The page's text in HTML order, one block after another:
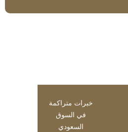
خبرات متراكمة
في السوق
السعودي